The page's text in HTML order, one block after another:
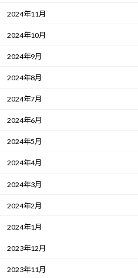
2024年11月
2024年10月
2024年9月
2024年8月
2024年7月
2024年6月
2024年5月
2024年4月
2024年3月
2024年2月
2024年1月
2023年12月
2023年11月